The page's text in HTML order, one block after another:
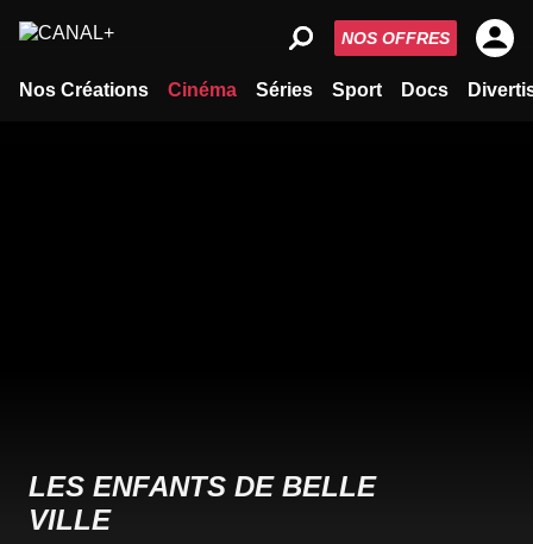
Nos Créations Cinéma Séries Sport Docs
NOS OFFRES
LES ENFANTS DE BELLE
VILLE